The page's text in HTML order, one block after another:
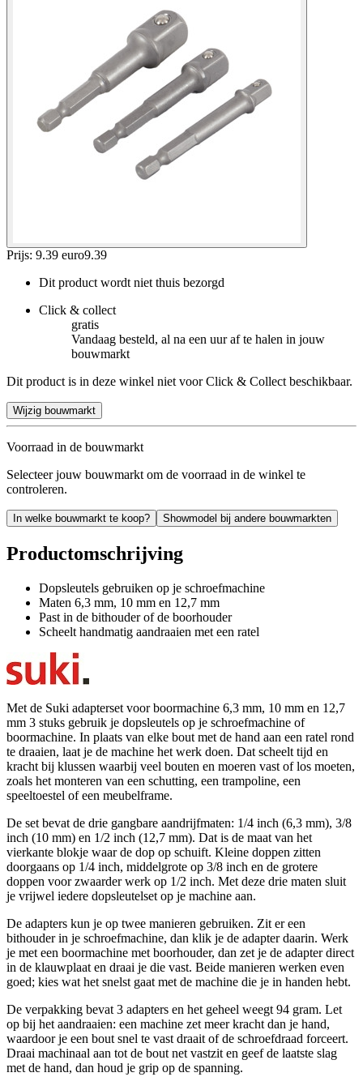
Prijs: 9.39 euro9.39
Dit product wordt niet thuis bezorgd
Click & collect
gratis
Vandaag besteld, al na een uur af te halen in jouw
bouwmarkt
Dit product is in deze winkel niet voor Click & Collect beschikbaar.
Wijzig bouwmarkt
Voorraad in de bouwmarkt
Selecteer jouw bouwmarkt om de voorraad in de winkel te
controleren.
In welke bouwmarkt te koop? Showmodel bij andere bouwmarkten
Productomschrijving
Dopsleutels gebruiken op je schroefmachine
Maten 6,3 mm, 10 mm en 12,7 mm
Past in de bithouder of de boorhouder
Scheelt handmatig aandraaien met een ratel
Met de Suki adapterset voor boormachine 6,3 mm, 10 mm en 12,7
mm 3 stuks gebruik je dopsleutels op je schroefmachine of
boormachine. In plaats van elke bout met de hand aan een ratel rond
te draaien, laat je de machine het werk doen. Dat scheelt tijd en
kracht bij klussen waarbij veel bouten en moeren vast of los moeten,
zoals het monteren van een schutting, een trampoline, een
speeltoestel of een meubelframe.
De set bevat de drie gangbare aandrijfmaten: 1/4 inch (6,3 mm), 3/8
inch (10 mm) en 1/2 inch (12,7 mm). Dat is de maat van het
vierkante blokje waar de dop op schuift. Kleine doppen zitten
doorgaans op 1/4 inch, middelgrote op 3/8 inch en de grotere
doppen voor zwaarder werk op 1/2 inch. Met deze drie maten sluit
je vrijwel iedere dopsleutelset op je machine aan.
De adapters kun je op twee manieren gebruiken. Zit er een
bithouder in je schroefmachine, dan klik je de adapter daarin. Werk
je met een boormachine met boorhouder, dan zet je de adapter direct
in de klauwplaat en draai je die vast. Beide manieren werken even
goed; kies wat het snelst gaat met de machine die je in handen hebt.
De verpakking bevat 3 adapters en het geheel weegt 94 gram. Let
op bij het aandraaien: een machine zet meer kracht dan je hand,
waardoor je een bout snel te vast draait of de schroefdraad forceert.
Draai machinaal aan tot de bout net vastzit en geef de laatste slag
met de hand, dan houd je grip op de spanning.